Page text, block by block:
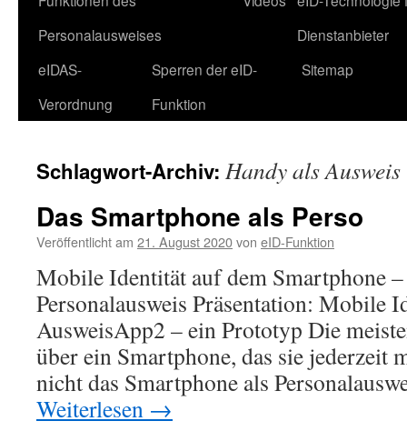
Personalausweises
Dienstanbieter
eIDAS-
Verordnung
Sperren der eID-
Funktion
Sitemap
Schlagwort-Archiv: Handy als Ausweis
Das Smartphone als Perso
Veröffentlicht am 21. August 2020von eID-Funktion
Mobile Identität auf dem Smartphone
Personalausweis Präsentation: Mobile
AusweisApp2 – ein Prototyp Die
über ein Smartphone, das sie jederzeit
nicht das Smartphone als
Weiterlesen →